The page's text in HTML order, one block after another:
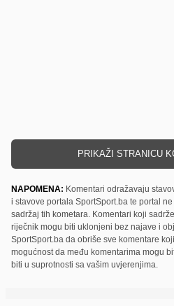
PRIKAŽI STRANICU
NAPOMENA: Komentari odražavaju
i stavove portala SportSport.ba te portal
sadržaj tih kometara. Komentari koji
riječnik mogu biti uklonjeni bez najave i
SportSport.ba da obriše sve komentare
mogućnost da među komentarima mogu
biti u suprotnosti sa vašim uvjerenjima.